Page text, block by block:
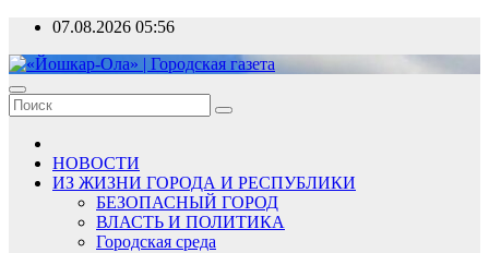
Перейти
содержимому
07.08.2026 05:56
«Йошкар-Ола» | Городская газета
Новости, события, люди
НОВОСТИ
ИЗ ЖИЗНИ ГОРОДА И РЕСПУБЛИКИ
БЕЗОПАСНЫЙ ГОРОД
ВЛАСТЬ И ПОЛИТИКА
Городская среда